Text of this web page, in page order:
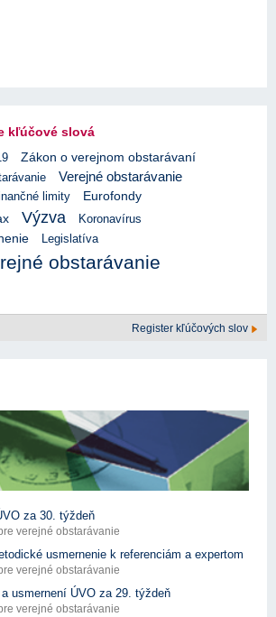
kľúčové slová
Zákon o verejnom obstarávaní
Verejné obstarávanie
limity
Eurofondy
Výzva
Koronavírus
Legislatíva
obstarávanie
Register kľúčových slov
za 30. týždeň
verejné obstarávanie
usmernenie k referenciám a expertom
verejné obstarávanie
usmernení ÚVO za 29. týždeň
verejné obstarávanie